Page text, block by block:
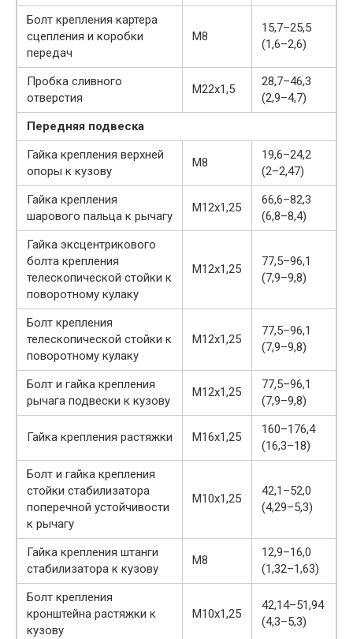
Болт крепления картера
сцепления и коробки
передач
М8
15,7–25,5
(1,6–2,6)
Пробка сливного
отверстия
М22х1,5
28,7–46,3
(2,9–4,7)
Передняя подвеска
Гайка крепления верхней
опоры к кузову
М8
19,6–24,2
(2–2,47)
Гайка крепления
шарового пальца к рычагу
М12х1,25
66,6–82,3
(6,8–8,4)
Гайка эксцентрикового
болта крепления
телескопической стойки к
поворотному кулаку
М12х1,25
77,5–96,1
(7,9–9,8)
Болт крепления
телескопической стойки к
поворотному кулаку
М12х1,25
77,5–96,1
(7,9–9,8)
Болт и гайка крепления
рычага подвески к кузову
М12х1,25
77,5–96,1
(7,9–9,8)
Гайка крепления растяжки М16х1,25
160–176,4
(16,3–18)
Болт и гайка крепления
стойки стабилизатора
поперечной устойчивости
к рычагу
М10х1,25
42,1–52,0
(4,29–5,3)
Гайка крепления штанги
стабилизатора к кузову
М8
12,9–16,0
(1,32–1,63)
Болт крепления
кронштейна растяжки к
кузову
М10х1,25
42,14–51,94
(4,3–5,3)